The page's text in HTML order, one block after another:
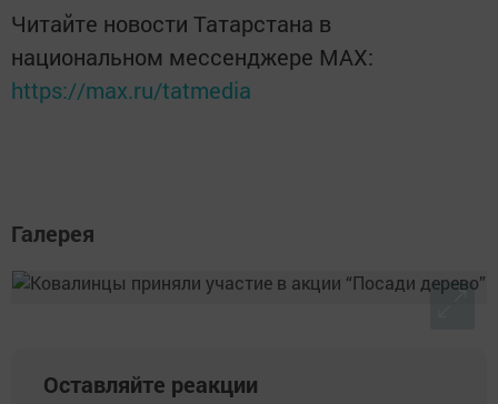
Читайте новости Татарстана в
национальном мессенджере MАХ:
https://max.ru/tatmedia
Галерея
Оставляйте реакции